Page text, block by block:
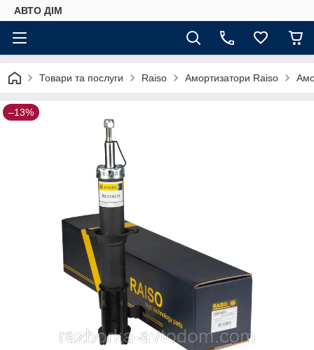
АВТО ДIМ
Товари та послуги Raiso Амортизатори Raiso
–13%